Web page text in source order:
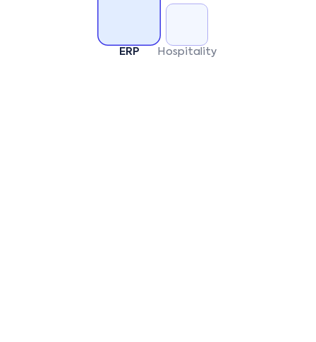
ERP Hospitality